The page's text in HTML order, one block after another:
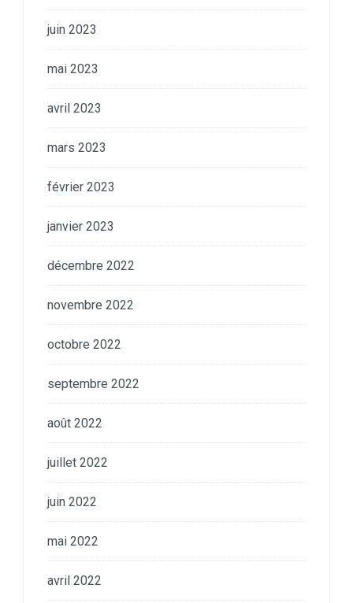
juin 2023
mai 2023
avril 2023
mars 2023
février 2023
janvier 2023
décembre 2022
novembre 2022
octobre 2022
septembre 2022
août 2022
juillet 2022
juin 2022
mai 2022
avril 2022